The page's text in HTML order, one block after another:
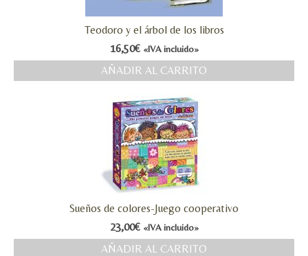
Teodoro y el árbol de los libros
16,50€ «IVA incluido»
AÑADIR AL CARRITO
Sueños de colores-Juego cooperativo
23,00€ «IVA incluido»
AÑADIR AL CARRITO